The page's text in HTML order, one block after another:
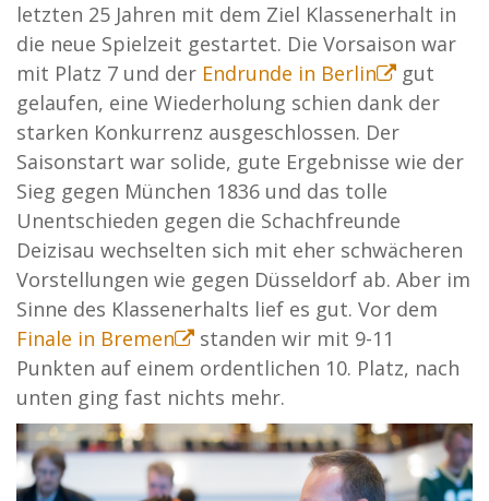
letzten 25 Jahren mit dem Ziel Klassenerhalt in
die neue Spielzeit gestartet. Die Vorsaison war
mit Platz 7 und der Endrunde in Berlin
gut
gelaufen, eine Wiederholung schien dank der
starken Konkurrenz ausgeschlossen. Der
Saisonstart war solide, gute Ergebnisse wie der
Sieg gegen München 1836 und das tolle
Unentschieden gegen die Schachfreunde
Deizisau wechselten sich mit eher schwächeren
Vorstellungen wie gegen Düsseldorf ab. Aber im
Sinne des Klassenerhalts lief es gut. Vor dem
Finale in Bremen
standen wir mit 9-11
Punkten auf einem ordentlichen 10. Platz, nach
unten ging fast nichts mehr.